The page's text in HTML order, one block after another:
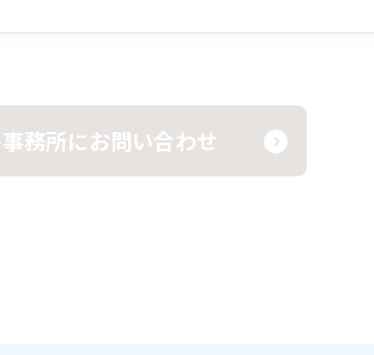
務所にお問い合わせ